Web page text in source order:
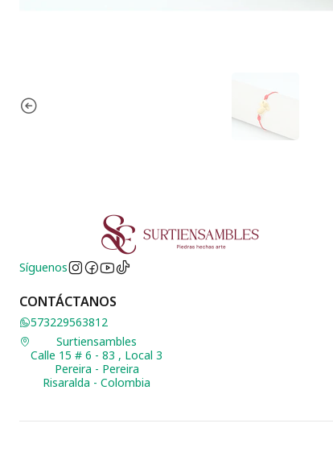
Síguenos
CONTÁCTANOS
573229563812
Surtiensambles
Calle 15 # 6 - 83 , Local 3
Pereira - Pereira
Risaralda - Colombia